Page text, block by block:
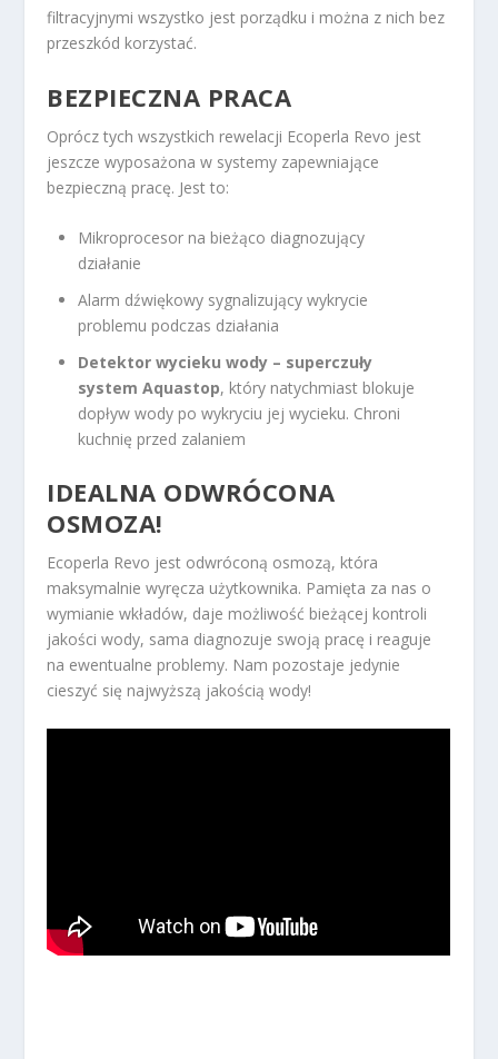
filtracyjnymi wszystko jest porządku i można z nich bez
przeszkód korzystać.
BEZPIECZNA PRACA
Oprócz tych wszystkich rewelacji Ecoperla Revo jest
jeszcze wyposażona w systemy zapewniające
bezpieczną pracę. Jest to:
Mikroprocesor na bieżąco diagnozujący
działanie
Alarm dźwiękowy sygnalizujący wykrycie
problemu podczas działania
Detektor wycieku wody – superczuły
system Aquastop, który natychmiast blokuje
dopływ wody po wykryciu jej wycieku. Chroni
kuchnię przed zalaniem
IDEALNA ODWRÓCONA
OSMOZA!
Ecoperla Revo jest odwróconą osmozą, która
maksymalnie wyręcza użytkownika. Pamięta za nas o
wymianie wkładów, daje możliwość bieżącej kontroli
jakości wody, sama diagnozuje swoją pracę i reaguje
na ewentualne problemy. Nam pozostaje jedynie
cieszyć się najwyższą jakością wody!